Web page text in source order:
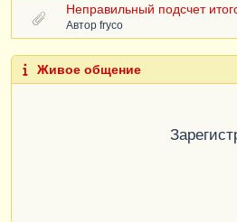
Неправильный подсчет
Автор fryco
Живое общение